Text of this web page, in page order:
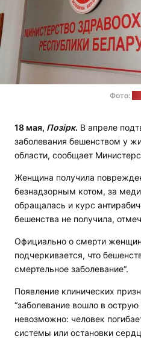
Фото:
18 мая, Позірк. В апреле
заболевания бешенством у
области, сообщает
Женщина получила
безнадзорным котом, за
обращалась и курс
бешенства не получила,
Официально о смерти
подчеркивается, что
смертельное заболевание“.
Появление клинических
“заболевание вошло в
невозможно: человек
системы или остановки